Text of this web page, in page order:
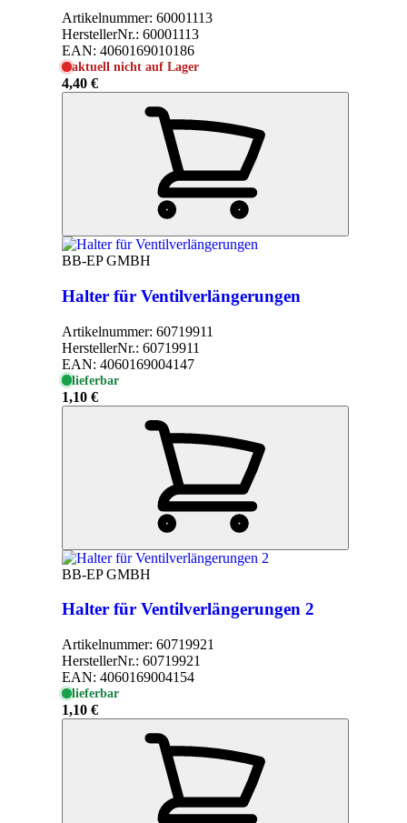
Artikelnummer: 60001113
HerstellerNr.: 60001113
EAN: 4060169010186
aktuell nicht auf Lager
4,40 €
BB-EP GMBH
Halter für Ventilverlängerungen
Artikelnummer: 60719911
HerstellerNr.: 60719911
EAN: 4060169004147
lieferbar
1,10 €
BB-EP GMBH
Halter für Ventilverlängerungen 2
Artikelnummer: 60719921
HerstellerNr.: 60719921
EAN: 4060169004154
lieferbar
1,10 €